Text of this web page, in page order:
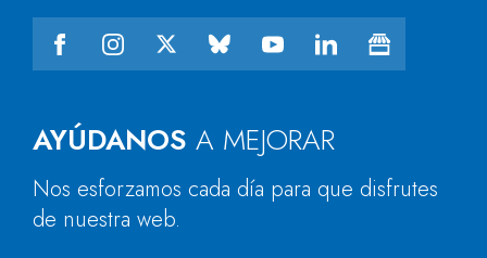
AYÚDANOS A MEJORAR
Nos esforzamos cada día para que disfrutes
de nuestra web.